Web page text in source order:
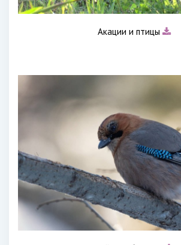
Акации и птицы